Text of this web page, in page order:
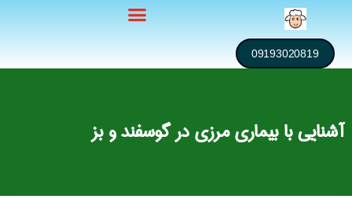
09193020819
آشنایی با بیماری مرزی در گوسفند و بز